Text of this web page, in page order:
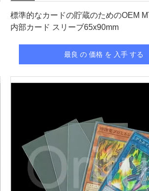
標準的なカードの貯蔵のためのOEM
内部カード スリーブ65x90mm
最良 の 価格 を 入手 する